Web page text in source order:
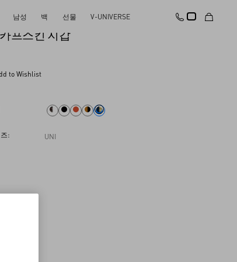
남성 백 선물 V-UNIVERSE
티노 가라바니 브이로고 시그니처 그레이
프스킨 지갑
to Wishlist
: UNI